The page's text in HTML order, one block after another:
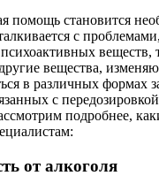
помощь становится
с
веществ,
вещества,
в различных формах
с
подробнее,
от алкоголя